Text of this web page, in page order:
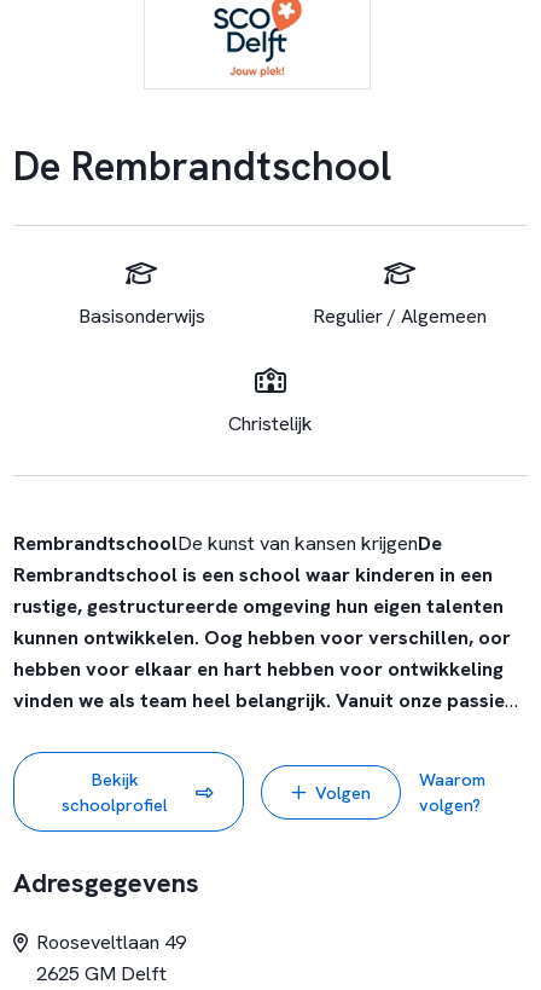
De Rembrandtschool
Basisonderwijs Regulier / Algemeen
Christelijk
RembrandtschoolDe kunst van kansen krijgenDe
Rembrandtschool is een school waar kinderen in een
rustige, gestructureerde omgeving hun eigen talenten
kunnen ontwikkelen. Oog hebben voor verschillen, oor
hebben voor elkaar en hart hebben voor ontwikkeling
vinden we als team heel belangrijk. Vanuit onze passie
schoolomgeving bieden waarin kinderen plezier hebben
in leren en in het bereiken van hun resultaten.
Onze
website brengt de informatie voor ouders, leraren en
hebben neem dan contact met ons op.
Bekijk
schoolprofiel
Volgen
Waarom
volgen?
Adresgegevens
Rooseveltlaan 49
2625 GM Delft